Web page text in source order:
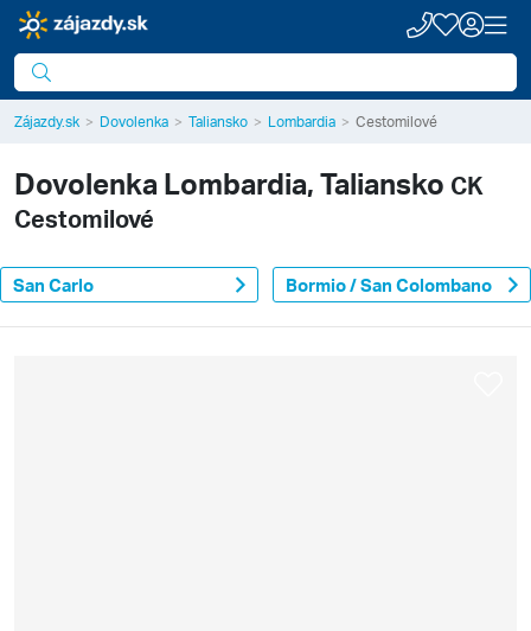
Zájazdy.sk Dovolenka Taliansko Lombardia Cestomilové
Dovolenka Lombardia, Taliansko CK
Cestomilové
San Carlo Bormio / San Colombano